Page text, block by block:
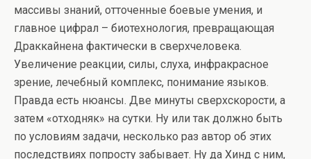
массивы знаний, отточенные боевые умения, и
главное цифрал – биотехнология, превращающая
Драккайнена фактически в сверхчеловека.
Увеличение реакции, силы, слуха, инфракрасное
зрение, лечебный комплекс, понимание языков.
Правда есть нюансы. Две минуты сверхскорости, а
затем «отходняк» на сутки. Ну или так должно быть
по условиям задачи, несколько раз автор об этих
последствиях попросту забывает. Ну да Хинд с ним,